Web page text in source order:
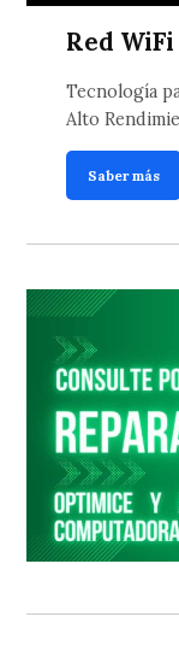
Red WiFi
Tecnología
Alto
Saber más